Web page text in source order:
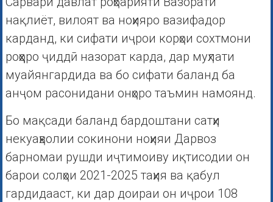
нақлиёт, вилоят ва ноҳияро вазифадор
карданд, ки сифати иҷрои корҳои сохтмони
роҳҳоро ҷиддӣ назорат карда, дар муҳлати
муайянгардида ва бо сифати баланд ба
анҷом расонидани онҳоро таъмин намоянд.
Бо мақсади баланд бардоштани сатҳи
некуаҳволии сокинони ноҳияи Дарвоз
барномаи рушди иҷтимоиву иқтисодии он
барои солҳои 2021-2025 таҳия ва қабул
гардидааст, ки дар доираи он иҷрои 108